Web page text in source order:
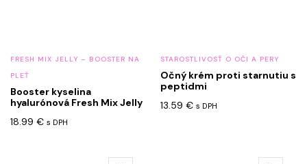
FRESH MIX JELLY – BOOSTER NA
PLEŤ
Booster kyselina
hyalurónová Fresh Mix Jelly
18.99 € s DPH
STAROSTLIVOSŤ O OČI A PERY
Očný krém proti starnutiu s
peptidmi
13.59 € s DPH